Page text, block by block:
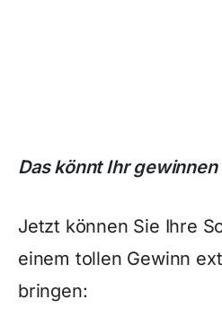
Das könnt Ihr gewinnen
Jetzt können Sie Ihre
einem tollen Gewinn
bringen: